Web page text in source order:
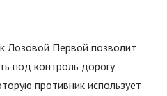
Лозовой Первой позволит
под контроль дорогу
противник использует